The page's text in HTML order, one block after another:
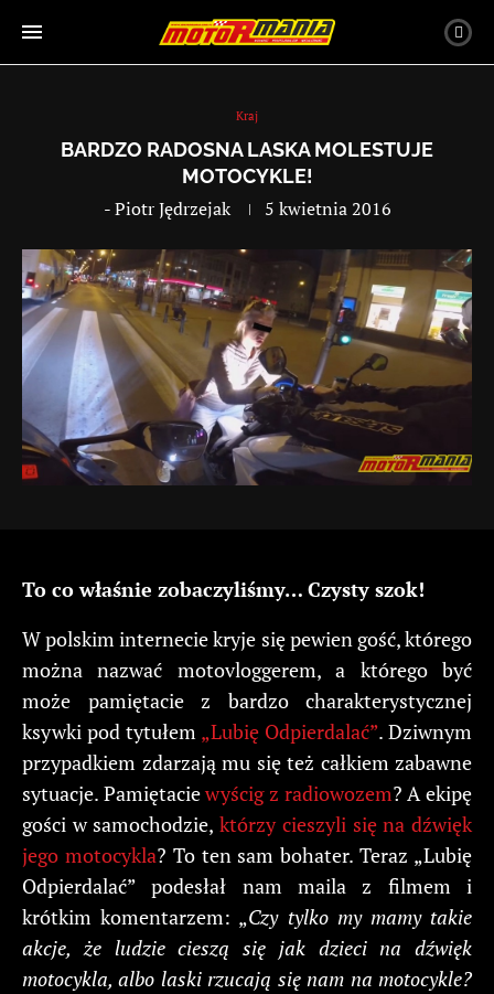
Kraj
BARDZO RADOSNA LASKA MOLESTUJE
MOTOCYKLE!
-Piotr Jędrzejak 5 kwietnia 2016
To co właśnie zobaczyliśmy… Czysty szok!
W polskim internecie kryje się pewien gość, którego
można nazwać motovloggerem, a którego być
może pamiętacie z bardzo charakterystycznej
ksywki pod tytułem „Lubię Odpierdalać”. Dziwnym
przypadkiem zdarzają mu się też całkiem zabawne
sytuacje. Pamiętaciewyścig z radiowozem? A ekipę
gości w samochodzie,którzy cieszyli się na dźwięk
jego motocykla? To ten sam bohater. Teraz „Lubię
Odpierdalać” podesłał nam maila z filmem i
krótkim komentarzem: „Czy tylko my mamy takie
akcje, że ludzie cieszą się jak dzieci na dźwięk
motocykla, albo laski rzucają się nam na motocykle?